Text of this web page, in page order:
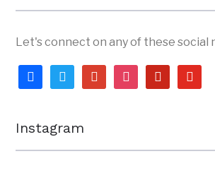
Let's connect on any of these social
facebooktwitter google instagrampinterestyoutube
Instagram